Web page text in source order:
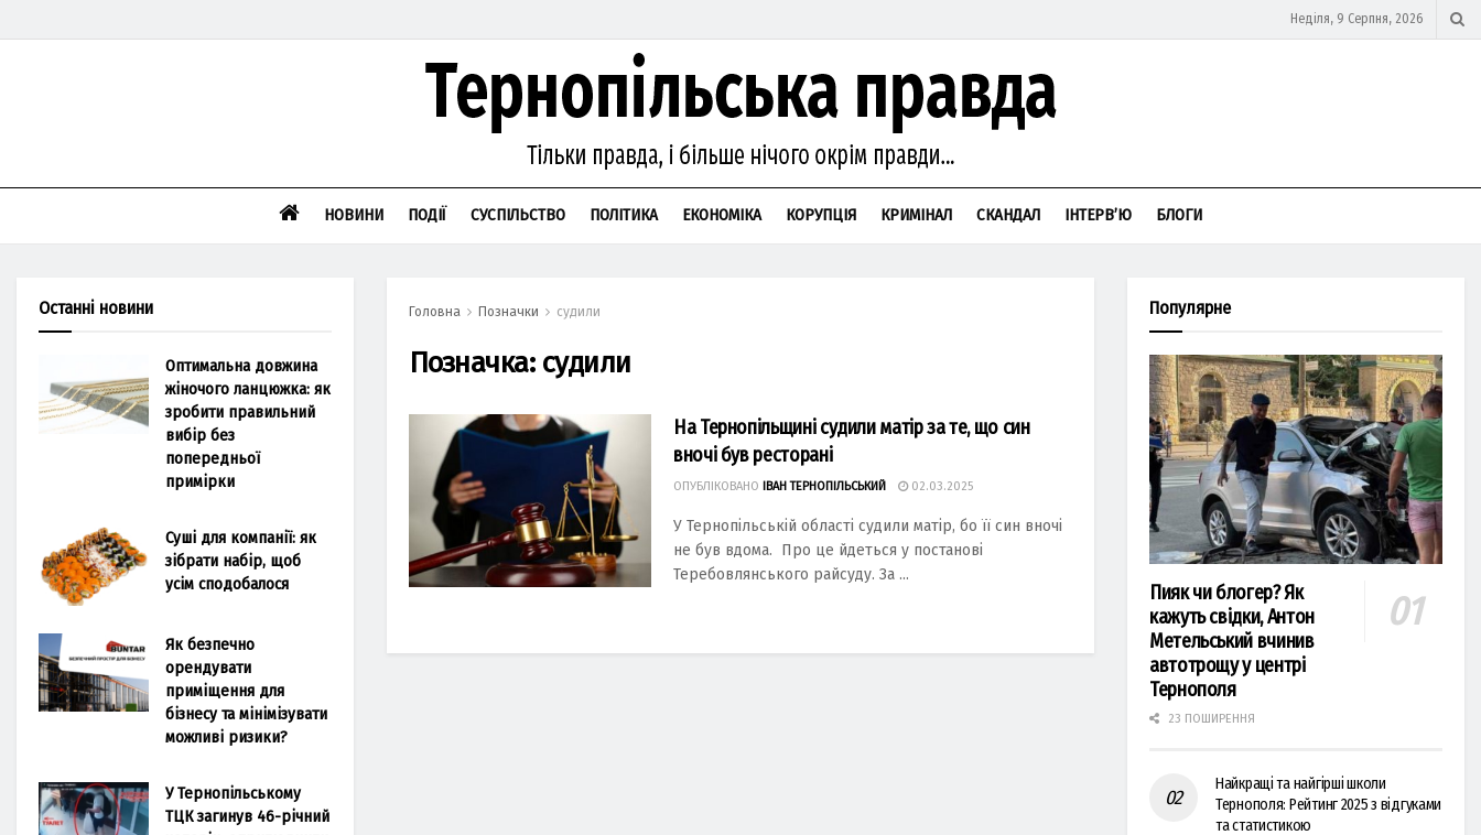
Неділя, 9 Серпня, 2026
НОВИНИ ПОДІЇ СУСПІЛЬСТВО ПОЛІТИКА ЕКОНОМІКА КОРУПЦІЯ КРИМІНАЛ СКАНДАЛ ІНТЕРВ’Ю БЛОГИ
Головна Позначки судили
Позначка: судили
На Тернопільщині судили матір за те, що син
вночі був ресторані
ОПУБЛІКОВАНО ІВАН ТЕРНОПІЛЬСЬКИЙ 02.03.2025
У Тернопільській області судили матір, бо її син вночі
не був вдома. Про це йдеться у постанові
Теребовлянського райсуду. За ...
Останні новини
Оптимальна довжина
жіночого ланцюжка: як
зробити правильний
вибір без
попередньої
примірки
Суші для компанії: як
зібрати набір, щоб
усім сподобалося
Як безпечно
орендувати
приміщення для
бізнесу та мінімізувати
можливі ризики?
У Тернопільському
ТЦК загинув 46-річний
Популярне
Пияк чи блогер? Як
кажуть свідки, Антон
Метельський вчинив
автотрощу у центрі
Тернополя
23 ПОШИРЕННЯ
Найкращі та найгірші школи
Тернополя: Рейтинг 2025 з відгуками
та статистикою